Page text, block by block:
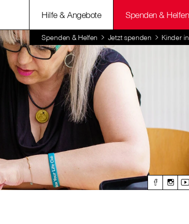
Hilfe & Angebote Spenden & Helfen
Spenden & Helfen Jetzt spenden Kinder